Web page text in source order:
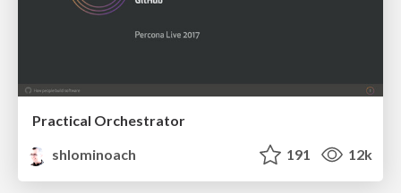
Practical Orchestrator
shlominoach
191 12k